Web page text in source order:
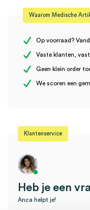
Steriel
Er zijn nog geen
verband, 9cm x 10cm
Waarom Medische
Op voorraad?
Vaste klanten,
Geen klein order
We scoren een
Klantenservice
Heb je een
Anca helpt je!